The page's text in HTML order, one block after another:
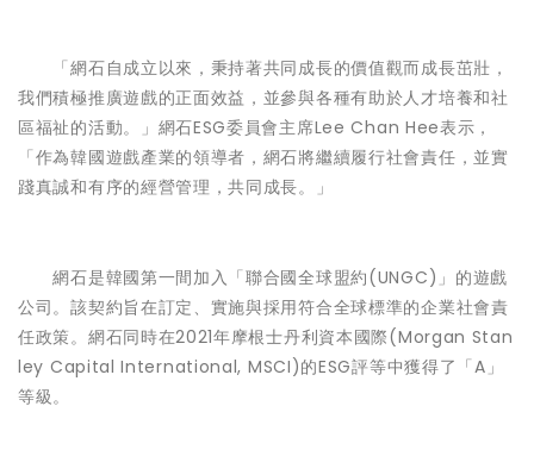
「網石自成立以來，秉持著共同成長的價值觀而成長茁壯，
我們積極推廣遊戲的正面效益，並參與各種有助於人才培養和社
區福祉的活動。」網石ESG委員會主席Lee Chan Hee表示，
「作為韓國遊戲產業的領導者，網石將繼續履行社會責任，並實
踐真誠和有序的經營管理，共同成長。」
網石是韓國第一間加入「聯合國全球盟約(UNGC)」的遊戲
公司。該契約旨在訂定、實施與採用符合全球標準的企業社會責
任政策。網石同時在2021年摩根士丹利資本國際(Morgan Stan
ley Capital International, MSCI)的ESG評等中獲得了「A」
等級。